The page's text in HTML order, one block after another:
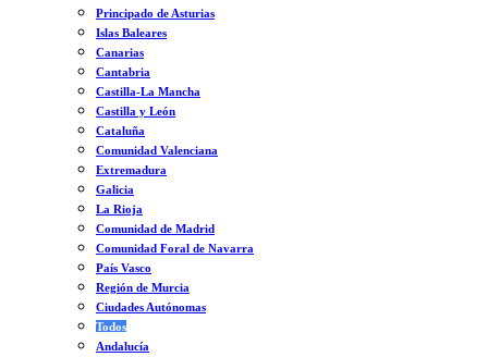
Principado de Asturias
Islas Baleares
Canarias
Cantabria
Castilla-La Mancha
Castilla y León
Cataluña
Comunidad Valenciana
Extremadura
Galicia
La Rioja
Comunidad de Madrid
Comunidad Foral de Navarra
País Vasco
Región de Murcia
Ciudades Autónomas
Todos
Andalucía